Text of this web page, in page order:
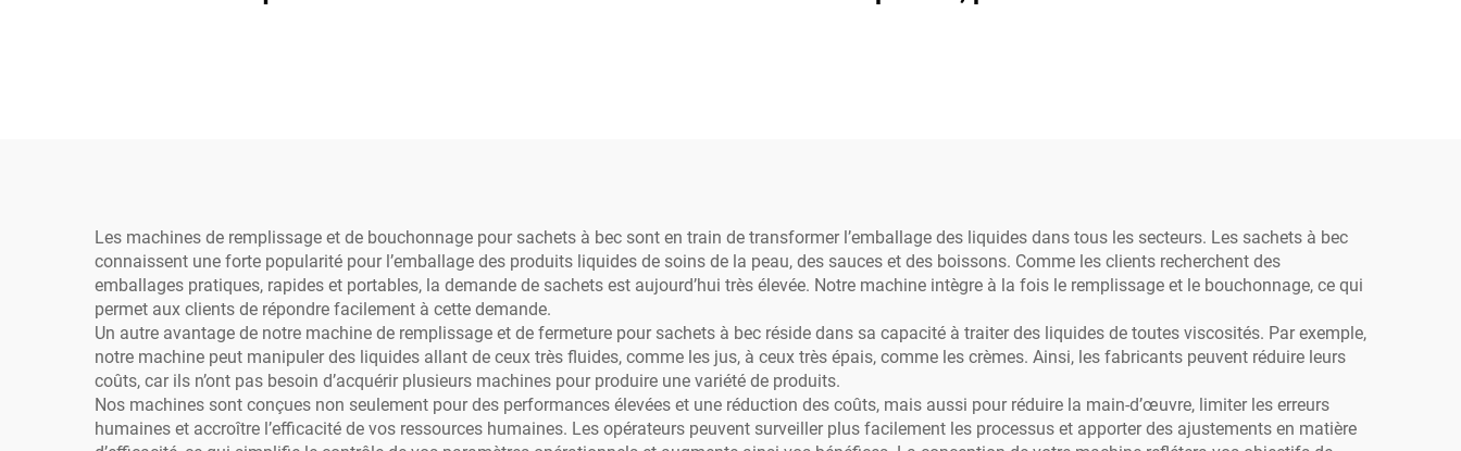
ketchup
denrées alimentaires,
boissons, produits
chimiques et plastiques
chimiques
Les machines de remplissage et de bouchonnage pour sachets à bec sont en train de transformer l’emballage des liquides dans tous les secteurs. Les sachets à bec
connaissent une forte popularité pour l’emballage des produits liquides de soins de la peau, des sauces et des boissons. Comme les clients recherchent des
emballages pratiques, rapides et portables, la demande de sachets est aujourd’hui très élevée. Notre machine intègre à la fois le remplissage et le bouchonnage, ce qui
permet aux clients de répondre facilement à cette demande.
Un autre avantage de notre machine de remplissage et de fermeture pour sachets à bec réside dans sa capacité à traiter des liquides de toutes viscosités. Par exemple,
notre machine peut manipuler des liquides allant de ceux très fluides, comme les jus, à ceux très épais, comme les crèmes. Ainsi, les fabricants peuvent réduire leurs
coûts, car ils n’ont pas besoin d’acquérir plusieurs machines pour produire une variété de produits.
Nos machines sont conçues non seulement pour des performances élevées et une réduction des coûts, mais aussi pour réduire la main-d’œuvre, limiter les erreurs
humaines et accroître l’efficacité de vos ressources humaines. Les opérateurs peuvent surveiller plus facilement les processus et apporter des ajustements en matière